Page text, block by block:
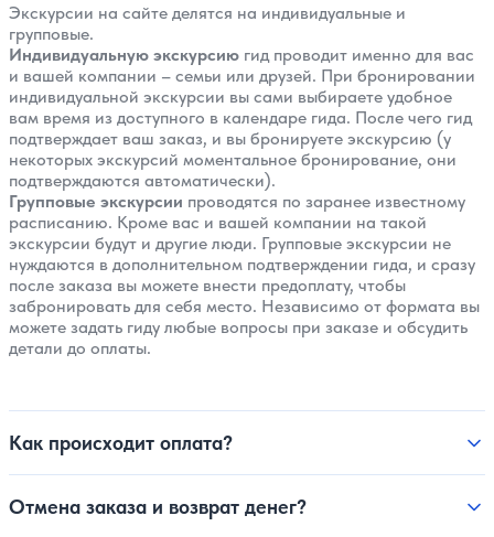
Экскурсии на сайте делятся на индивидуальные и
групповые.
Индивидуальную экскурсию гид проводит именно для вас
и вашей компании – семьи или друзей. При бронировании
индивидуальной экскурсии вы сами выбираете удобное
вам время из доступного в календаре гида. После чего гид
подтверждает ваш заказ, и вы бронируете экскурсию (у
некоторых экскурсий моментальное бронирование, они
подтверждаются автоматически).
Групповые экскурсии проводятся по заранее известному
расписанию. Кроме вас и вашей компании на такой
экскурсии будут и другие люди. Групповые экскурсии не
нуждаются в дополнительном подтверждении гида, и сразу
после заказа вы можете внести предоплату, чтобы
забронировать для себя место. Независимо от формата вы
можете задать гиду любые вопросы при заказе и обсудить
детали до оплаты.
Как происходит оплата?
Отмена заказа и возврат денег?